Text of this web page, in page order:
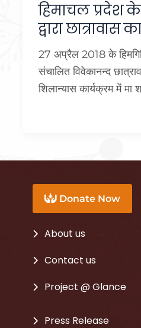
हिमाचल प्रदेश
द्वारा
27 अप्रैल 2018 के
संचालित विवेकानन्द
शिलान्यास कार्यक्रम में मा
Donate Now
About us
Contact us
Project @ Glance
Press Release